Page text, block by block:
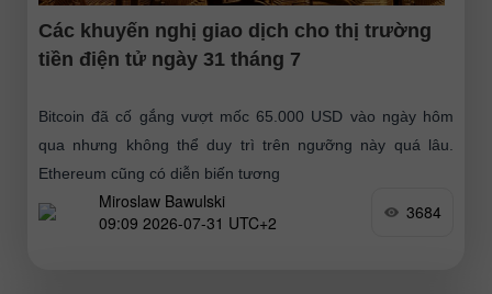
Các khuyến nghị giao dịch cho thị trường
tiền điện tử ngày 31 tháng 7
Bitcoin đã cố gắng vượt mốc 65.000 USD vào ngày hôm
qua nhưng không thể duy trì trên ngưỡng này quá lâu.
Ethereum cũng có diễn biến tương
Miroslaw Bawulski
09:09 2026-07-31 UTC+2
3684